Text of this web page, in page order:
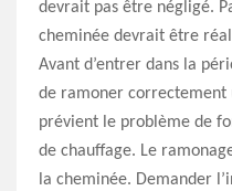
devrait pas être négligé.
cheminée devrait être
Avant d’entrer dans la
de ramoner correctement
prévient le problème de
de chauffage. Le
la cheminée. Demander